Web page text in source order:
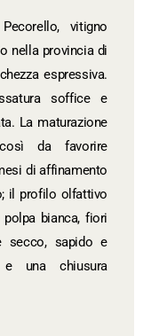
vitigno
nella provincia di
espressiva.
soffice e
La maturazione
da favorire
di affinamento
il profilo olfattivo
bianca, fiori
secco, sapido e
e una chiusura